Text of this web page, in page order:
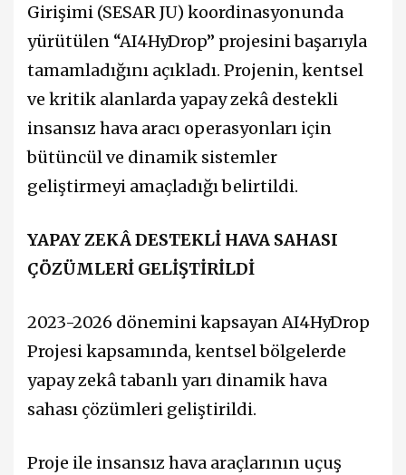
Girişimi (SESAR JU) koordinasyonunda
yürütülen “AI4HyDrop” projesini başarıyla
tamamladığını açıkladı. Projenin, kentsel
ve kritik alanlarda yapay zekâ destekli
insansız hava aracı operasyonları için
bütüncül ve dinamik sistemler
geliştirmeyi amaçladığı belirtildi.
YAPAY ZEKÂ DESTEKLİ HAVA SAHASI
ÇÖZÜMLERİ GELİŞTİRİLDİ
2023-2026 dönemini kapsayan AI4HyDrop
Projesi kapsamında, kentsel bölgelerde
yapay zekâ tabanlı yarı dinamik hava
sahası çözümleri geliştirildi.
Proje ile insansız hava araçlarının uçuş